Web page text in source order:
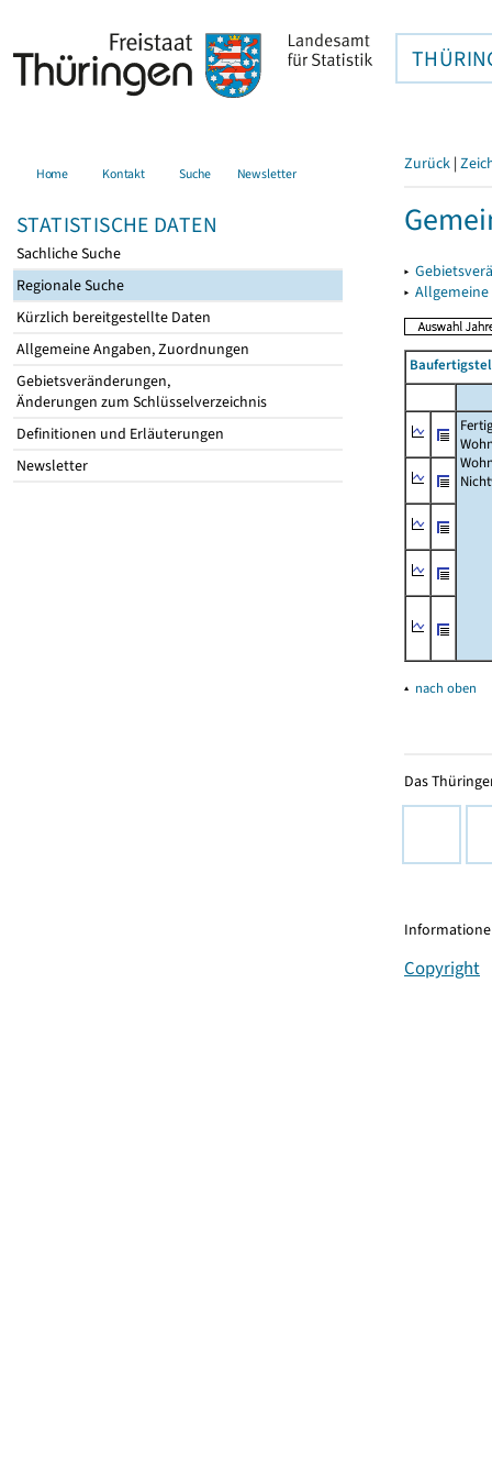
Home Kontakt Suche Newsletter
STATISTISCHE DATEN
Sachliche Suche
Regionale Suche
Kürzlich bereitgestellte Daten
Allgemeine Angaben, Zuordnungen
Gebietsveränderungen,
Änderungen zum Schlüsselverzeichnis
Definitionen und Erläuterungen
Newsletter
Zurück |
▸
▸
▴ nach oben
Das
Copyright